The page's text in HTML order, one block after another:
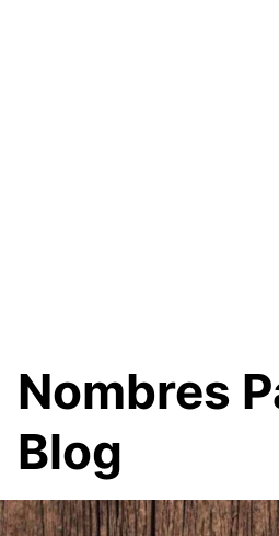
Nombres
Blog